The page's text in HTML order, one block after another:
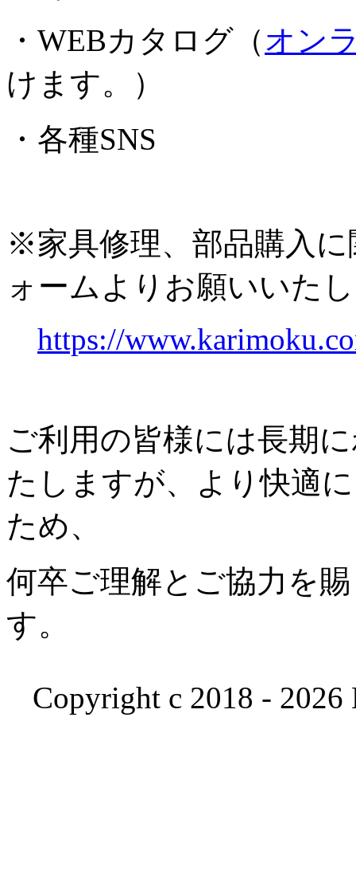
・WEBカタログ（オン
けます。）
・各種SNS
※家具修理、部品購入
ォームよりお願いいた
https://
ご利用の皆様には長期
たしますが、より快適
ため、
何卒ご理解とご協力を
す。
Copyright c 2018 -